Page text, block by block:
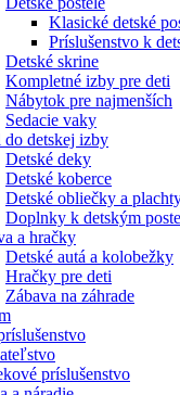
Klasické detské
Príslušenstvo k
Detské skrine
Kompletné izby pre deti
Nábytok pre najmenších
Sedacie vaky
do detskej izby
Detské deky
Detské koberce
Detské obliečky a
Doplnky k detským
a hračky
Detské autá a kolobežky
Hračky pre deti
Zábava na záhrade
príslušenstvo